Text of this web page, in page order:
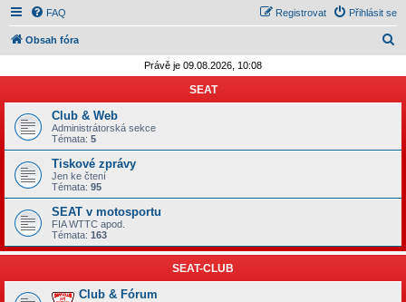
FAQ Přihlásit se
Registrovat
Obsah fóra
d
t
Právě je 09.08.2026, 10:08
SEAT
Club & Web
Administrátorská sekce
Témata: 5
Tiskové zprávy
Jen ke čtení
Témata: 95
SEAT v motosportu
FIA WTTC apod.
Témata: 163
SEAT-CLUB
Club & Fórum